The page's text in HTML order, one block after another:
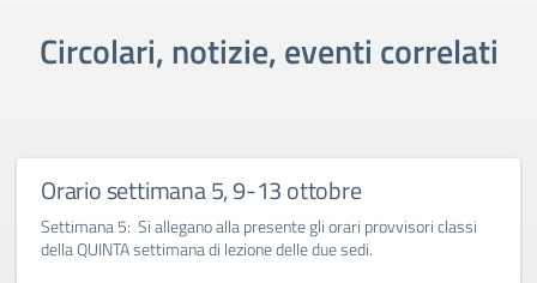
Circolari, notizie, eventi correlati
Orario settimana 5, 9-13 ottobre
Settimana 5: Si allegano alla presente gli orari provvisori classi
della QUINTA settimana di lezione delle due sedi.